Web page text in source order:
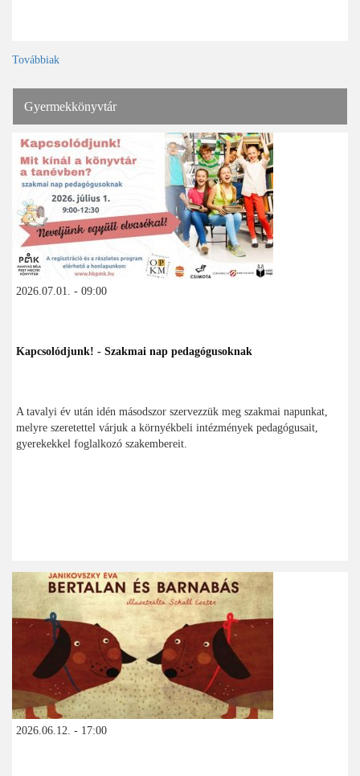
Továbbiak
Gyermekkönyvtár
2026.07.01. - 09:00
Kapcsolódjunk! - Szakmai nap pedagógusoknak
A tavalyi év után idén másodszor szervezzük meg szakmai napunkat,
melyre szeretettel várjuk a környékbeli intézmények pedagógusait,
gyerekekkel foglalkozó szakembereit.
2026.06.12. - 17:00